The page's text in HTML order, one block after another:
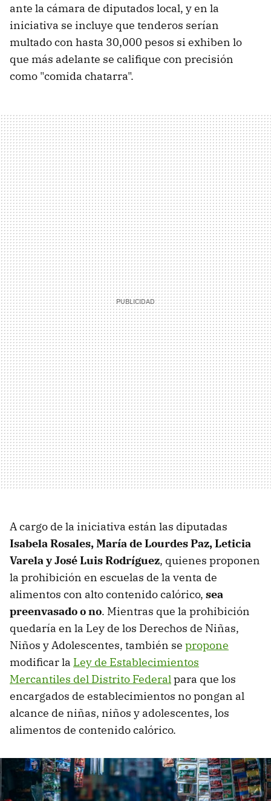
ante la cámara de diputados local, y en la
iniciativa se incluye que tenderos serían
multado con hasta 30,000 pesos si exhiben lo
que más adelante se califique con precisión
como "comida chatarra".
A cargo de la iniciativa están las diputadas
Isabela Rosales, María de Lourdes Paz, Leticia
Varela y José Luis Rodríguez, quienes proponen
la prohibición en escuelas de la venta de
alimentos con alto contenido calórico, sea
preenvasado o no. Mientras que la prohibición
quedaría en la Ley de los Derechos de Niñas,
Niños y Adolescentes, también se propone
modificar la Ley de Establecimientos
Mercantiles del Distrito Federalpara que los
encargados de establecimientos no pongan al
alcance de niñas, niños y adolescentes, los
alimentos de contenido calórico.